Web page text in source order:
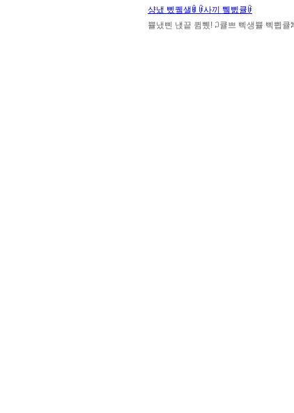
샹냈 삤퀰샐ꂌ ꀰ사끼 쀜삜큘ꀰ
쁄냈삔 냱끝 큄쀘! ꃀ큘쁘 삑생쁄 삑쀱